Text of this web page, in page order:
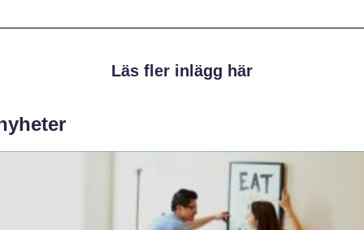
Läs fler inlägg här